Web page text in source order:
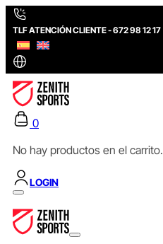
TLF ATENCIÓN CLIENTE - 672 98 12 17
0
No hay productos en el carrito.
LOGIN